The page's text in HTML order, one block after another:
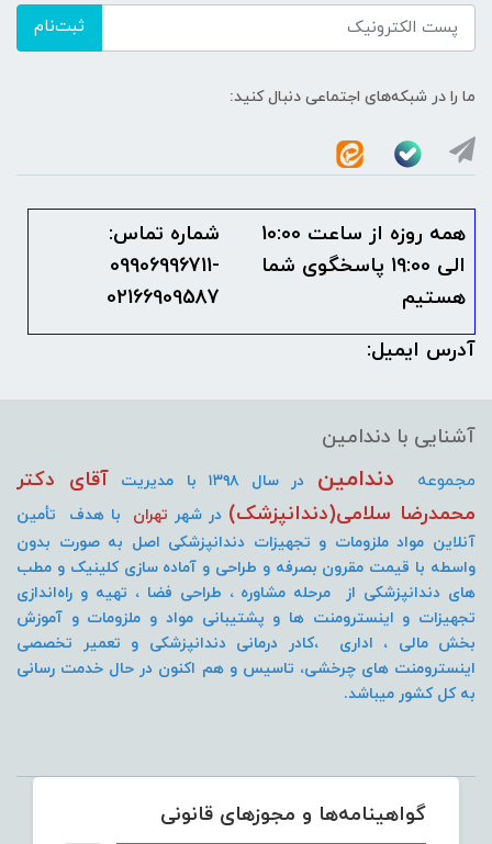
ثبت‌نام
ما را در شبکه‌های اجتماعی دنبال کنید:
همه روزه از ساعت 10:00
الی 19:00 پاسخگوی شما
هستیم
شماره تماس:
09906996711-
02166909587
آدرس ایمیل:
آشنایی با دندامین
مجموعه دندامین در سال ۱۳۹۸ با مدیریت
آقای دکتر
محمدرضا سلامی(دندانپزشک) در شهر تهران با هدف تأمین
آنلاین مواد ملزومات و تجهیزات دندانپزشکی اصل به صورت بدون
واسطه با قیمت مقرون بصرفه و طراحی و آماده سازی کلینیک و مطب
های دندانپزشکی از مرحله مشاوره ، طراحی فضا ، تهیه و راه‌اندازی
تجهیزات و اینسترومنتها و پشتیبانی مواد و ملزومات و آموزش
بخش مالی ، اداری ،کادر درمانی دندانپزشکی و تعمیر تخصصی
اینسترومنت های چرخشی، تاسیس و هم اکنون در حال خدمت رسانی
به کل کشور میباشد.
گواهینامه‌ها و مجوزهای قانونی